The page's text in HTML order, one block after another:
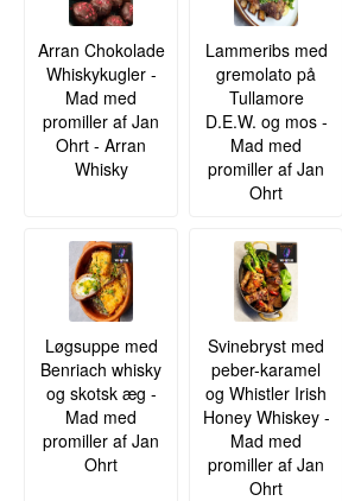
Arran Chokolade
Whiskykugler -
Mad med
promiller af Jan
Ohrt - Arran
Whisky
Lammeribs med
gremolato på
Tullamore
D.E.W. og mos -
Mad med
promiller af Jan
Ohrt
Løgsuppe med
Benriach whisky
og skotsk æg -
Mad med
promiller af Jan
Ohrt
Svinebryst med
peber-karamel
og Whistler Irish
Honey Whiskey -
Mad med
promiller af Jan
Ohrt